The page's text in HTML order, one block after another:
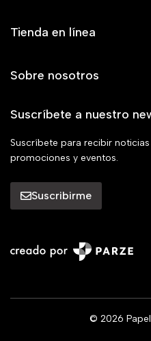
Tienda en línea
Sobre nosotros
Suscríbete a nuestro
Suscríbete para recibir
promociones y eventos.
Suscribirme
© 2026